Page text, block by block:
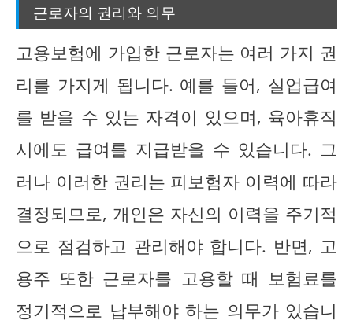
근로자의 권리와 의무
고용보험에 가입한 근로자는 여러 가지 권
리를 가지게 됩니다. 예를 들어, 실업급여
를 받을 수 있는 자격이 있으며, 육아휴직
시에도 급여를 지급받을 수 있습니다. 그
러나 이러한 권리는 피보험자 이력에 따라
결정되므로, 개인은 자신의 이력을 주기적
으로 점검하고 관리해야 합니다. 반면, 고
용주 또한 근로자를 고용할 때 보험료를
정기적으로 납부해야 하는 의무가 있습니